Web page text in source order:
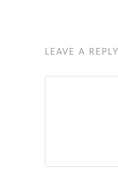
LEAVE A REPLY